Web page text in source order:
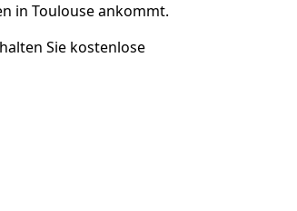
in Toulouse ankommt.
Sie kostenlose